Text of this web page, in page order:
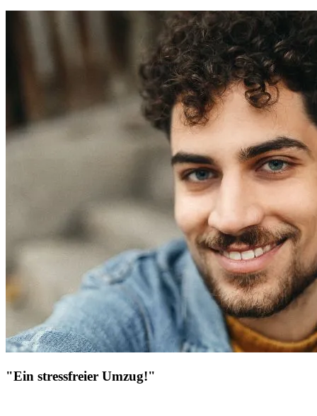
"Ein stressfreier Umzug!"